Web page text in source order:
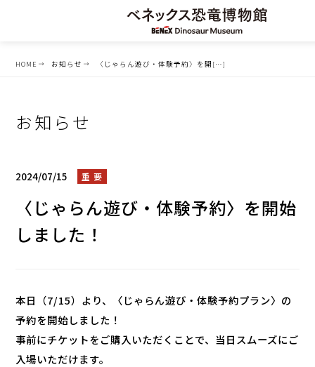
HOME お知らせ 〈じゃらん遊び・体験予約〉を開[…]
お知らせ
2024/07/15 重 要
〈じゃらん遊び・体験予約〉を開始
しました！
本日（7/15）より、〈じゃらん遊び・体験予約プラン〉の
予約を開始しました！
事前にチケットをご購入いただくことで、当日スムーズにご
入場いただけます。